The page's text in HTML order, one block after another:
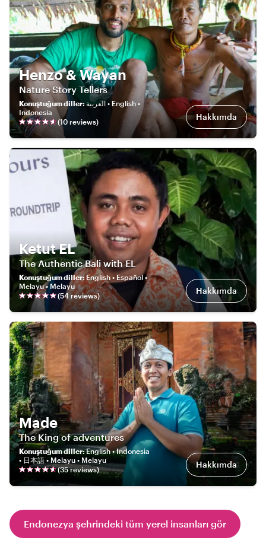
Henzo & Wayan
Nature Story Tellers
Konuştuğum diller:العربية • English •
Indonesia
(10 reviews) Hakkımda
Ketut EL
The Authentic Bali with EL
Konuştuğum diller:English • Español •
Melayu • Melayu
(54 reviews) Hakkımda
Made
The King of adventures
Konuştuğum diller:English • Indonesia
• 日本語 • Melayu • Melayu
(35reviews) Hakkımda
Endonezya şehrindeki tüm yerel insanları gör